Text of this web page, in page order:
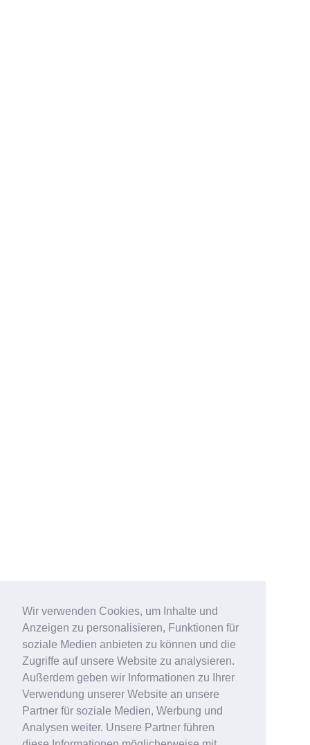
Wir verwenden Cookies, um Inhalte und
Anzeigen zu personalisieren, Funktionen für
soziale Medien anbieten zu können und die
Zugriffe auf unsere Website zu analysieren.
Außerdem geben wir Informationen zu Ihrer
Verwendung unserer Website an unsere
Partner für soziale Medien, Werbung und
Analysen weiter. Unsere Partner führen